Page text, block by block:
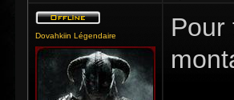
Dovahkiin Légendaire
Pour